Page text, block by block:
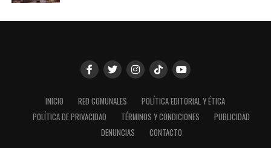
INICIO RED COMUNALES
POLÍTICA EDITORIAL Y ÉTICA
POLÍTICA DE PRIVACIDAD
TÉRMINOS Y CONDICIONES
PUBLICIDAD
DENUNCIAS
CONTACTO